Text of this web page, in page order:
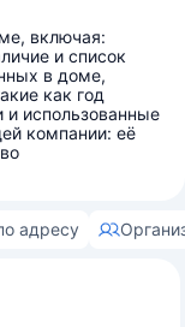
включая:
и список
в доме,
как год
и использованные
компании: её
адресу